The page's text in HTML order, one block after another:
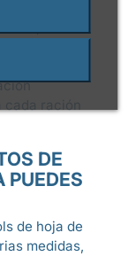
o
DE
PUEDES
de hoja de
medidas,